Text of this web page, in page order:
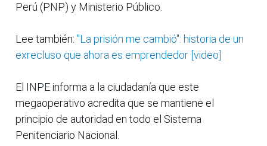
Perú (PNP) y Ministerio Público.
Lee también: "La prisión me cambió": historia de un
exrecluso que ahora es emprendedor [video]
El INPE informa a la ciudadanía que este
megaoperativo acredita que se mantiene el
principio de autoridad en todo el Sistema
Penitenciario Nacional.